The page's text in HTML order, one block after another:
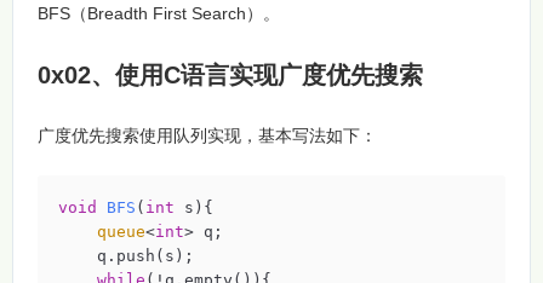
BFS（Breadth First Search）。
0x02、使用C语言实现广度优先搜索
广度优先搜索使用队列实现，基本写法如下：
void BFS ( int s) {
queue<int> q;
q.push(s);